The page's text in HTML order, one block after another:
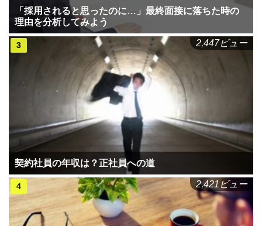
「採用されると思ったのに…」最終面接に落ちた時の
理由を分析してみよう
契約社員の年収は？正社員への道
2,447ビュー
2,421ビュー